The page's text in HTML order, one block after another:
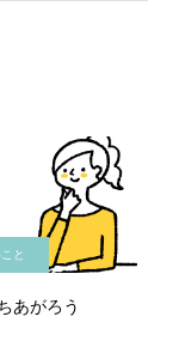
と
あがろう